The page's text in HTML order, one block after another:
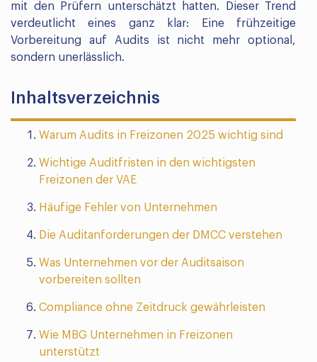
mit den Prüfern unterschätzt hatten. Dieser Trend
verdeutlicht eines ganz klar: Eine frühzeitige
Vorbereitung auf Audits ist nicht mehr optional,
sondern unerlässlich.
Inhaltsverzeichnis
Warum Audits in Freizonen 2025 wichtig sind
Wichtige Auditfristen in den wichtigsten
Freizonen der VAE
Häufige Fehler von Unternehmen
Die Auditanforderungen der DMCC verstehen
Was Unternehmen vor der Auditsaison
vorbereiten sollten
Compliance ohne Zeitdruck gewährleisten
Wie MBG Unternehmen in Freizonen
unterstützt